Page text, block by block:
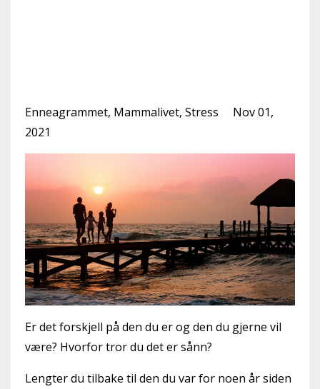
Enneagrammet Mammalivet Stress
Nov 01,
2021
Er det forskjell på den du er og den du gjerne vil
være? Hvorfor tror du det er sånn?
Lengter du tilbake til den du var for noen år siden